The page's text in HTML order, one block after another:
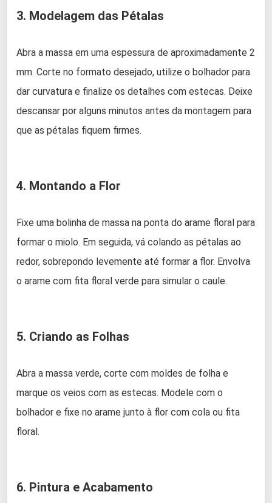
3. Modelagem das Pétalas
Abra a massa em uma espessura de aproximadamente 2
mm. Corte no formato desejado, utilize o bolhador para
dar curvatura e finalize os detalhes com estecas. Deixe
descansar por alguns minutos antes da montagem para
que as pétalas fiquem firmes.
4. Montando a Flor
Fixe uma bolinha de massa na ponta do arame floral para
formar o miolo. Em seguida, vá colando as pétalas ao
redor, sobrepondo levemente até formar a flor. Envolva
o arame com fita floral verde para simular o caule.
5. Criando as Folhas
Abra a massa verde, corte com moldes de folha e
marque os veios com as estecas. Modele com o
bolhador e fixe no arame junto à flor com cola ou fita
floral.
6. Pintura e Acabamento